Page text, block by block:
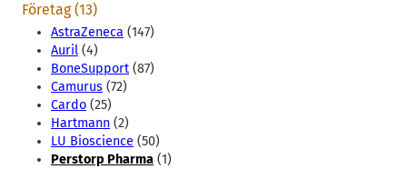
Företag (13)
AstraZeneca (147)
Auril (4)
BoneSupport (87)
Camurus (72)
Cardo (25)
Hartmann (2)
LU Bioscience (50)
Perstorp Pharma (1)